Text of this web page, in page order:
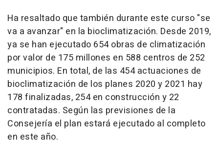
Ha resaltado que también durante este curso "se
va a avanzar" en la bioclimatización. Desde 2019,
ya se han ejecutado 654 obras de climatización
por valor de 175 millones en 588 centros de 252
municipios. En total, de las 454 actuaciones de
bioclimatización de los planes 2020 y 2021 hay
178 finalizadas, 254 en construcción y 22
contratadas. Según las previsiones de la
Consejería el plan estará ejecutado al completo
en este año.